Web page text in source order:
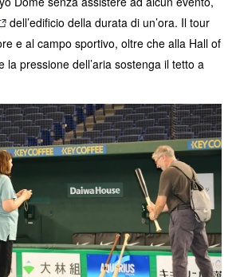
dell’edificio della durata di un’ora. Il tour
e al campo sportivo, oltre che alla Hall of
la pressione dell’aria sostenga il tetto a